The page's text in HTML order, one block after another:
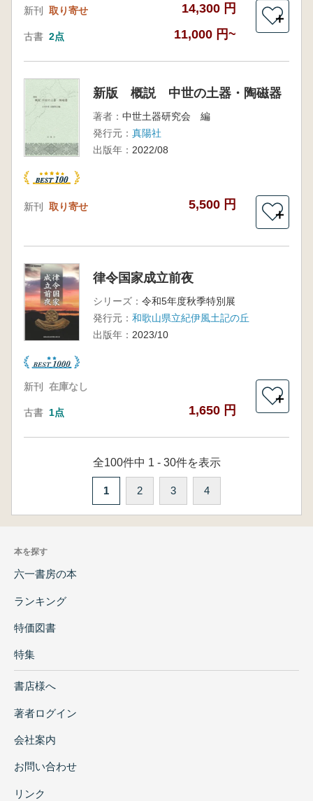
新刊 取り寄せ 14,300 円
古書 2点 11,000 円~
＋
新版 概説 中世の土器・陶磁器
著者： 中世土器研究会 編
発行元： 真陽社
出版年： 2022/08
新刊 取り寄せ 5,500 円
＋
律令国家成立前夜
シリーズ： 令和5年度秋季特別展
発行元： 和歌山県立紀伊風土記の丘
出版年： 2023/10
新刊 在庫なし
古書 1点 1,650 円
＋
全100件中 1 - 30件を表示
1 2 3 4
本を探す
六一書房の本
ランキング
特価図書
特集
書店様へ
著者ログイン
会社案内
お問い合わせ
リンク